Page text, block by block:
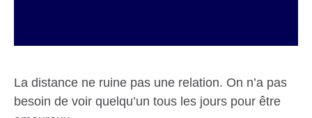
La distance ne ruine pas une relation. On n’a pas
besoin de voir quelqu’un tous les jours pour être